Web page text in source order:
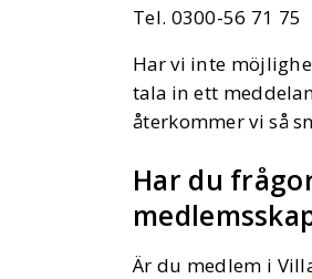
Tel. 0300-56 71 75
Har vi inte
tala in ett
återkommer vi så
Har du
Är du medlem i